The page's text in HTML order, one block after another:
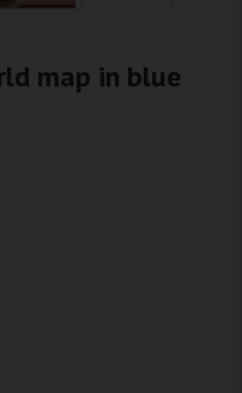
map in blue